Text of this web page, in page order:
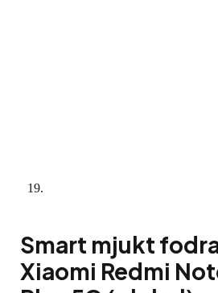
Smart mjukt
Xiaomi Redmi